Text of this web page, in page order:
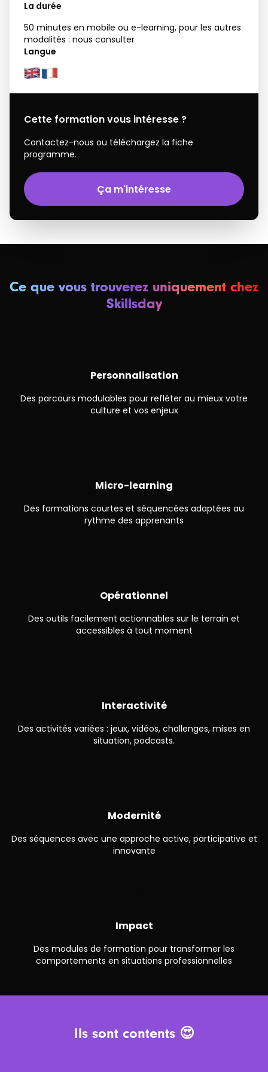
La durée
50 minutes en mobile ou e-learning, pour les autres
modalités : nous consulter
Langue
Cette formation vous intéresse ?
Contactez-nous ou téléchargez la fiche
programme.
Ça m'intéresse
Ce que vous trouverez uniquement chez
Skillsday
Personnalisation
Des parcours modulables pour refléter au mieux votre
culture et vos enjeux
Micro-learning
Des formations courtes et séquencées adaptées au
rythme des apprenants
Opérationnel
Des outils facilement actionnables sur le terrain et
accessibles à tout moment
Interactivité
Des activités variées : jeux, vidéos, challenges, mises en
situation, podcasts.
Modernité
Des séquences avec une approche active, participative et
innovante
Impact
Des modules de formation pour transformer les
comportements en situations professionnelles
Ils sont contents 😍